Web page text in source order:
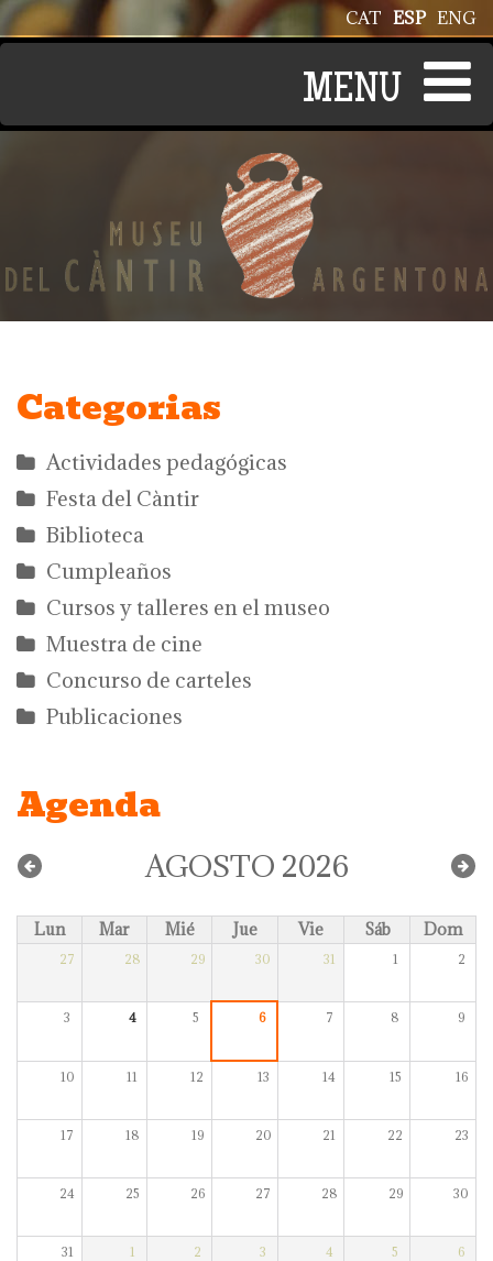
Pasar al contenido principal ENG
ESP
CAT
Categorias
Actividades pedagógicas
Festa del Càntir
Biblioteca
Cumpleaños
Cursos y talleres en el museo
Muestra de cine
Concurso de carteles
Publicaciones
Agenda
AGOSTO 2026
Lun Mar Mié Jue Vie Sáb Dom
27 28 29 30 31 1 2
3 4 5 6 7 8 9
10 11 12 13 14 15 16
17 18 19 20 21 22 23
24 25 26 27 28 29 30
31 1 2 3 4 5 6